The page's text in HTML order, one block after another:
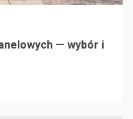
— wybór i